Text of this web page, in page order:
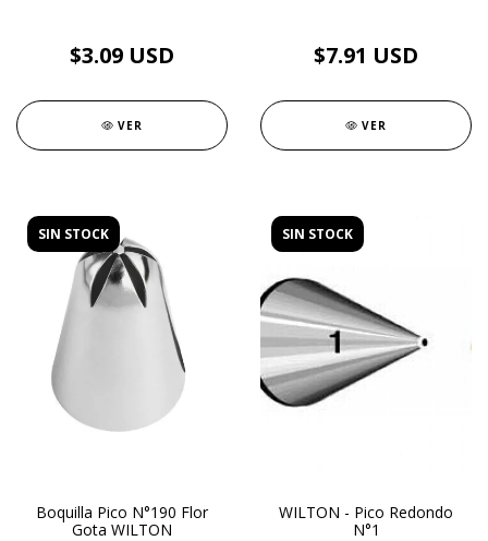
$3.09 USD
VER
$7.91 USD
VER
SIN STOCK
Boquilla Pico N°190 Flor
Gota WILTON
SIN STOCK
WILTON - Pico Redondo
N°1